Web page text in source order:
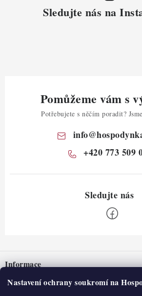
Nastavení ochrany soukromí na
Sledujte nás na
Pomůžeme vám s
Potřebujete s něčím poradit?
info@
+420 773 509
pInformace
Nepřevzetí zásilky na dobírku
O nás